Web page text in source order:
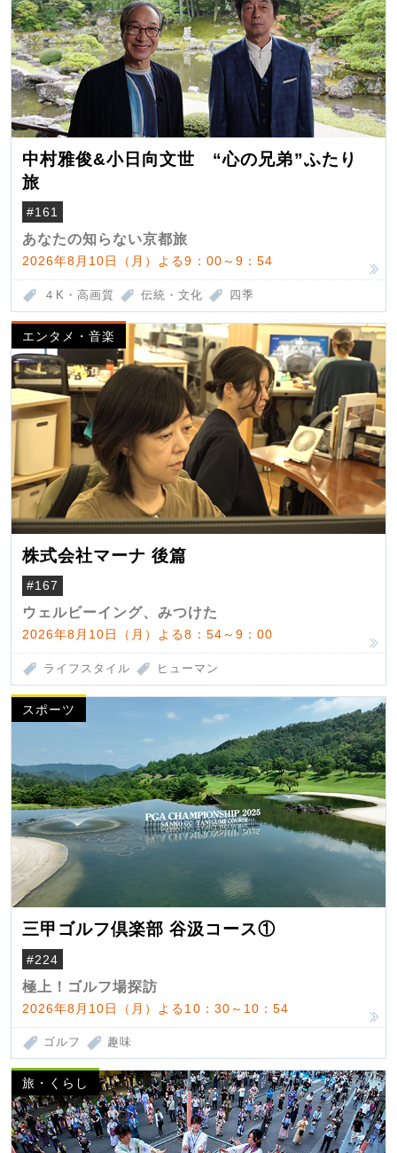
中村雅俊&小日向文世 “心の兄弟”ふたり
旅
#161
あなたの知らない京都旅
2026年8月10日（月）よる9：00～9：54
４K・高画質 伝統・文化 四季
エンタメ・音楽
株式会社マーナ 後篇
#167
ウェルビーイング、みつけた
2026年8月10日（月）よる8：54～9：00
ライフスタイル ヒューマン
スポーツ
三甲ゴルフ倶楽部 谷汲コース①
#224
極上！ゴルフ場探訪
2026年8月10日（月）よる10：30～10：54
ゴルフ 趣味
旅・くらし